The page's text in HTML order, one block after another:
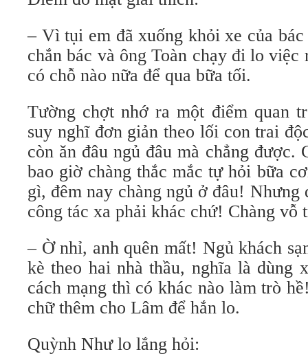
– Vì tụi em đã xuống khỏi xe của
chắn bác và ông Toàn chạy đi lo việc
có chỗ nào nữa để qua bữa tối.
Tường chợt nhớ ra một điểm quan
suy nghĩ đơn giản theo lối con trai
còn ăn đâu ngủ đâu mà chẳng được.
bao giờ chàng thắc mắc tự hỏi bữa
gì, đêm nay chàng ngủ ở đâu!
công tác xa phải khác chứ! Chàng vỗ
– Ờ nhỉ, anh quên mất! Ngủ khách
kè theo hai nhà thầu, nghĩa là dùng
cách mạng thì có khác nào làm trò
chữ thêm cho Lâm để hắn lo.
Quỳnh Như lo lắng hỏi: